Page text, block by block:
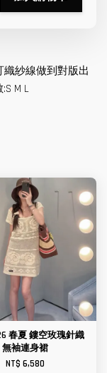
紗線做到對版出
M L
春夏 鏤空玫瑰針織
無袖連身裙
NT$ 6,580